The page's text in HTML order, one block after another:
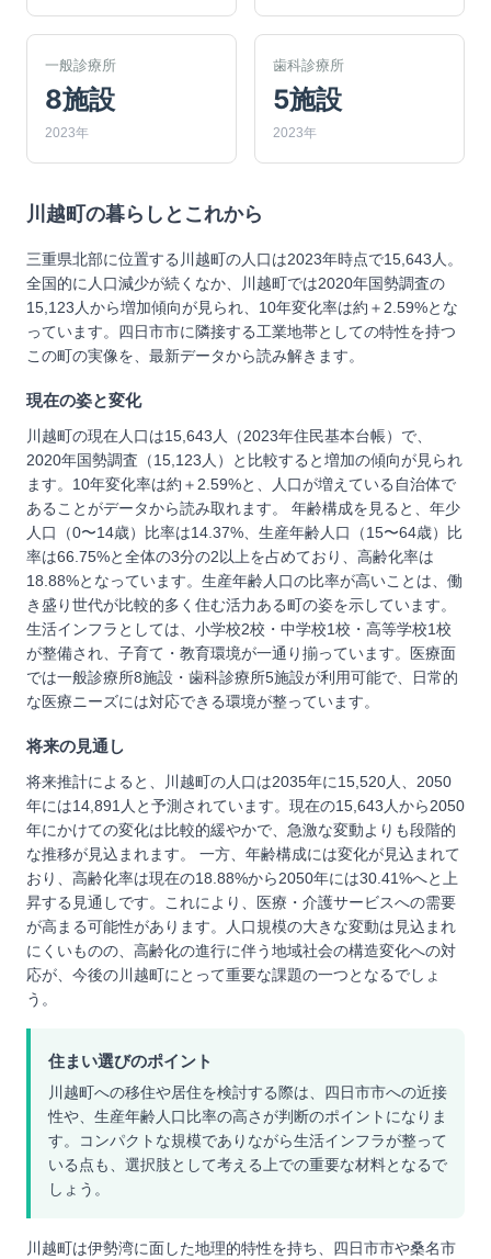
一般診療所
8施設
2023年
歯科診療所
5施設
2023年
川越町 の暮らしとこれから
三重県北部に位置する川越町の人口は2023年時点で15,643人。
全国的に人口減少が続くなか、川越町では2020年国勢調査の
15,123人から増加傾向が見られ、10年変化率は約＋2.59%とな
っています。四日市市に隣接する工業地帯としての特性を持つ
この町の実像を、最新データから読み解きます。
現在の姿と変化
川越町の現在人口は15,643人（2023年住民基本台帳）で、
2020年国勢調査（15,123人）と比較すると増加の傾向が見られ
ます。10年変化率は約＋2.59%と、人口が増えている自治体で
あることがデータから読み取れます。 年齢構成を見ると、年少
人口（0〜14歳）比率は14.37%、生産年齢人口（15〜64歳）比
率は66.75%と全体の3分の2以上を占めており、高齢化率は
18.88%となっています。生産年齢人口の比率が高いことは、働
き盛り世代が比較的多く住む活力ある町の姿を示しています。
生活インフラとしては、小学校2校・中学校1校・高等学校1校
が整備され、子育て・教育環境が一通り揃っています。医療面
では一般診療所8施設・歯科診療所5施設が利用可能で、日常的
な医療ニーズには対応できる環境が整っています。
将来の見通し
将来推計によると、川越町の人口は2035年に15,520人、2050
年には14,891人と予測されています。現在の15,643人から2050
年にかけての変化は比較的緩やかで、急激な変動よりも段階的
な推移が見込まれます。 一方、年齢構成には変化が見込まれて
おり、高齢化率は現在の18.88%から2050年には30.41%へと上
昇する見通しです。これにより、医療・介護サービスへの需要
が高まる可能性があります。人口規模の大きな変動は見込まれ
にくいものの、高齢化の進行に伴う地域社会の構造変化への対
応が、今後の川越町にとって重要な課題の一つとなるでしょ
う。
住まい選びのポイント
川越町への移住や居住を検討する際は、四日市市への近接
性や、生産年齢人口比率の高さが判断のポイントになりま
す。コンパクトな規模でありながら生活インフラが整って
いる点も、選択肢として考える上での重要な材料となるで
しょう。
川越町は伊勢湾に面した地理的特性を持ち、四日市市や桑名市